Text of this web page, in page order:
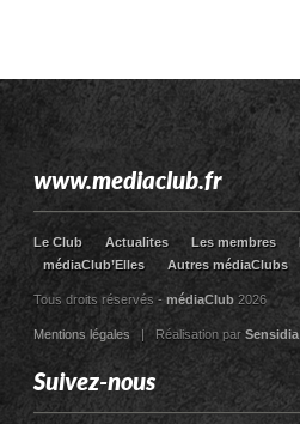
www.mediaclub.fr
Le Club Actualites Les membres
médiaClub’Elles
Autres médiaClubs
Tous droits réservés -médiaClub 2026
Mentions légales| Réalisation parSensidia
Suivez-nous